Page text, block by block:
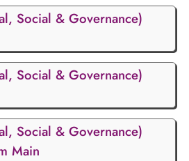
Social & Governance)
Social & Governance)
Social & Governance)
Main